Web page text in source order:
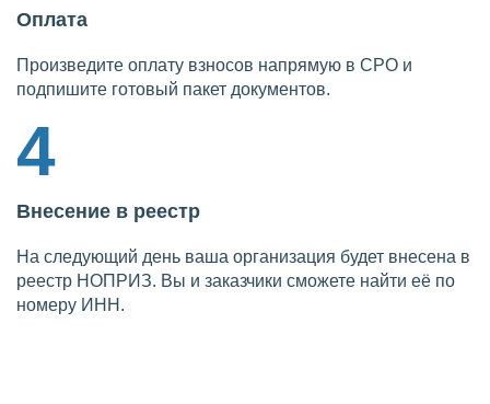
Оплата
Произведите оплату взносов напрямую в СРО и
подпишите готовый пакет документов.
4
Внесение в реестр
На следующий день ваша организация будет внесена в
реестр НОПРИЗ. Вы и заказчики сможете найти её по
номеру ИНН.